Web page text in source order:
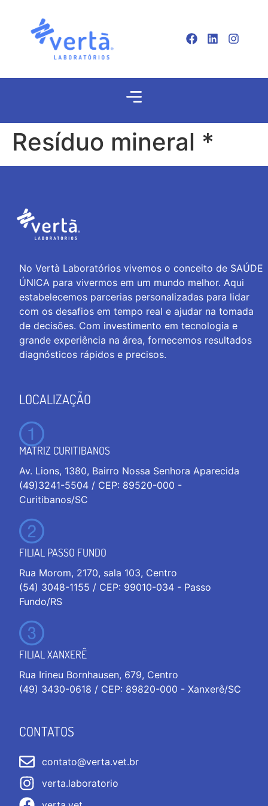
Resíduo mineral *
No Vertà Laboratórios vivemos o conceito de SAÚDE
ÚNICA para vivermos em um mundo melhor. Aqui
estabelecemos parcerias personalizadas para lidar
com os desafios em tempo real e ajudar na tomada
de decisões. Com investimento em tecnologia e
grande experiência na área, fornecemos resultados
diagnósticos rápidos e precisos.
LOCALIZAÇÃO
MATRIZ CURITIBANOS
Av. Lions, 1380, Bairro Nossa Senhora Aparecida
(49)3241-5504 / CEP: 89520-000 -
Curitibanos/SC
FILIAL PASSO FUNDO
Rua Morom, 2170, sala 103, Centro
(54) 3048-1155 / CEP: 99010-034 - Passo
Fundo/RS
FILIAL XANXERÊ
Rua Irineu Bornhausen, 679, Centro
(49) 3430-0618 / CEP: 89820-000 - Xanxerê/SC
CONTATOS
contato@verta.vet.br
verta.laboratorio